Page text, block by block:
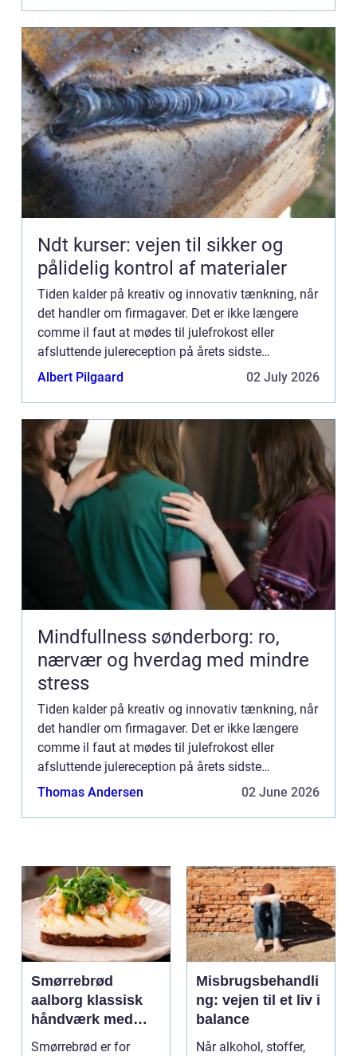
Ndt kurser: vejen til sikker og
pålidelig kontrol af materialer
Tiden kalder på kreativ og innovativ tænkning, når
det handler om firmagaver. Det er ikke længere
comme il faut at mødes til julefrokost eller
afsluttende julereception på årets sidste
arbejdsdag og uddele firmagaver til medarbejdere
Albert Pilgaard 02 July 2026
Mindfullness sønderborg: ro,
nærvær og hverdag med mindre
stress
Tiden kalder på kreativ og innovativ tænkning, når
det handler om firmagaver. Det er ikke længere
comme il faut at mødes til julefrokost eller
afsluttende julereception på årets sidste
arbejdsdag og uddele firmagaver til medarbejdere
Thomas Andersen 02 June 2026
Smørrebrød
aalborg klassisk
håndværk med
moderne twist
Smørrebrød er for
Misbrugsbehandli
ng: vejen til et liv i
balance
Når alkohol, stoffer,